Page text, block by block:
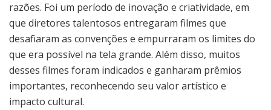
razões. Foi um período de inovação e criatividade, em
que diretores talentosos entregaram filmes que
desafiaram as convenções e empurraram os limites do
que era possível na tela grande. Além disso, muitos
desses filmes foram indicados e ganharam prêmios
importantes, reconhecendo seu valor artístico e
impacto cultural.